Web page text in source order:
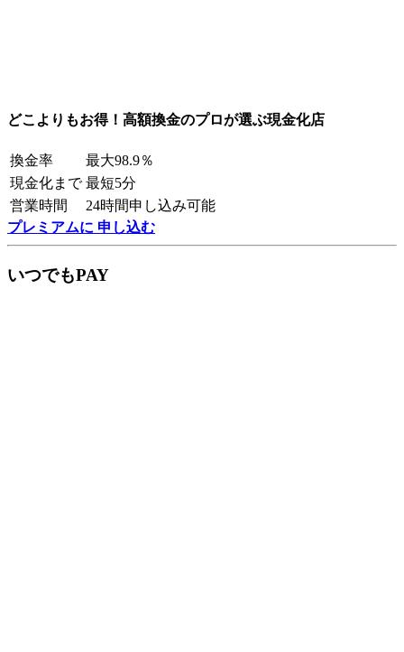
どこよりもお得！高額換金のプロが選ぶ現金化店
換金率
最大98.9％
現金化まで 最短5分
営業時間
24時間申し込み可能
プレミアムに 申し込む
いつでもPAY